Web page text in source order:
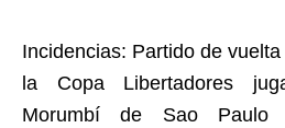
Incidencias: Partido de
la Copa Libertadores
Morumbí de Sao Paulo